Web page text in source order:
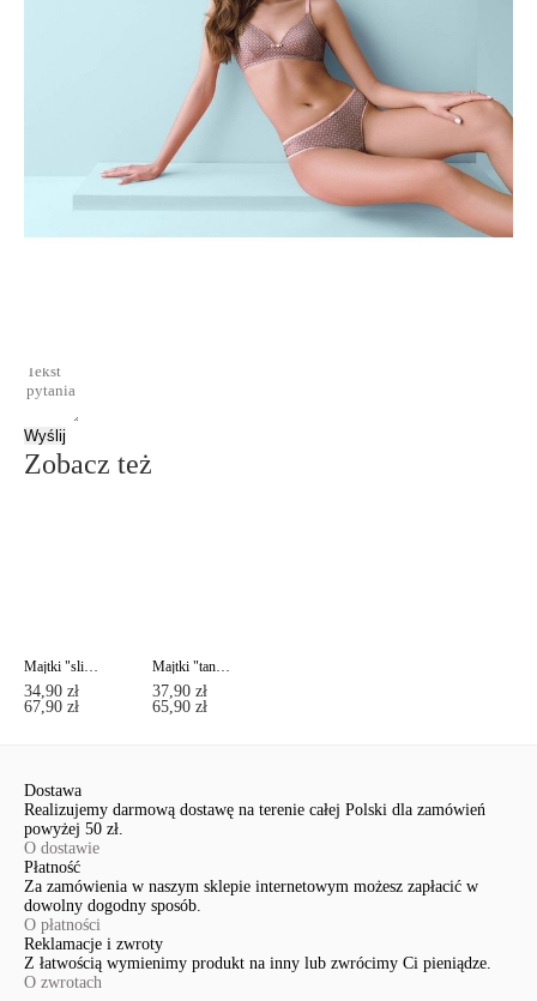
- tłoczona miseczka, bez fiszbin;
- elastyczne elementy w bocznych częściach biustonosza;
- ramiączka odpinane z tyłu.
poliamid 60%; poliester 23%; elastan 17%
Podmiot odpowiedzialny
EuroTrade Tex Sp z o.o.
Św. Teresy 91
91-341, Łódź, Polska
info@conteshop.pl
Wyślij
Zobacz też
Majtki "slipy" MOSAIQUE RP4039
34,90 zł
67,90 zł
Majtki "tanga" MOSAIQUE RP6048
37,90 zł
65,90 zł
Dostawa
Realizujemy darmową dostawę na terenie całej Polski dla zamówień
powyżej 50 zł.
O dostawie
Płatność
Za zamówienia w naszym sklepie internetowym możesz zapłacić w
dowolny dogodny sposób.
O płatności
Reklamacje i zwroty
Z łatwością wymienimy produkt na inny lub zwrócimy Ci pieniądze.
O zwrotach